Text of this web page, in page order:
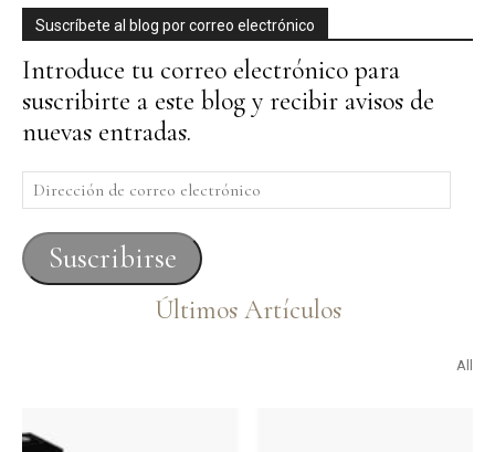
Suscríbete al blog por correo electrónico
Introduce tu correo electrónico para
suscribirte a este blog y recibir avisos de
nuevas entradas.
Dirección
de
correo
electrónico
Suscribirse
Últimos Artículos
All